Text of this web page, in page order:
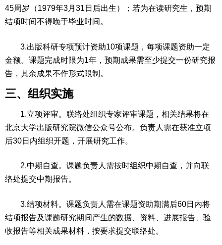
45周岁（1979年3月31日后出生）；若为在读研究生，预期
结项时间不得晚于毕业时间。
3.出版科研专项预计资助10项课题，每项课题资助一定
金额。课题完成时限为1年，预期成果需至少提交一份研究报
告，其余成果不作形式限制。
三、组织实施
1.立项评审。联络处组织专家评审课题，相关结果将在
北京大学出版研究院微信公众号公布。负责人需在获准立项
后30日内组织开题，开展研究工作。
2.中期自查。课题负责人需按时组织中期自查，并向联
络处提交中期报告。
3.结项材料。课题负责人需在课题资助期满后60日内将
结项报告及课题研究期间产生的数据、资料、进展报告、验
收报告等相关成果材料，按要求提交联络处。